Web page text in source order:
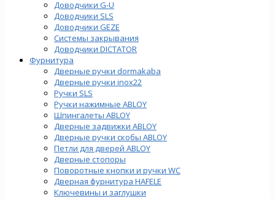
Доводчики G-U
Доводчики SLS
Доводчики GEZE
Cистемы закрывания
Доводчики DICTATOR
Фурнитура
Дверные ручки dormakaba
Дверные ручки inox22
Ручки SLS
Ручки нажимные ABLOY
Шпингалеты ABLOY
Дверные задвижки ABLOY
Дверные ручки скобы ABLOY
Петли для дверей ABLOY
Дверные стопоры
Поворотные кнопки и ручки WC
Дверная фурнитура HAFELE
Ключевины и заглушки